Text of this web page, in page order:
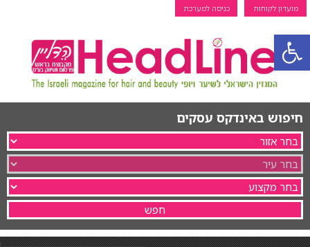
פתח סרגל נגישות
מועדון לקוחות כניסה למערכת
חיפוש באינדקס עסקים